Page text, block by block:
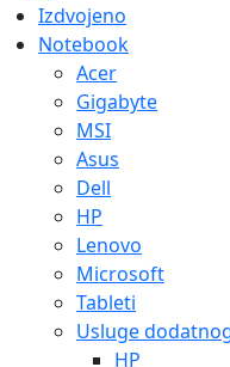
Izdvojeno
Notebook
Acer
Gigabyte
MSI
Asus
Dell
HP
Lenovo
Microsoft
Tableti
Usluge
HP